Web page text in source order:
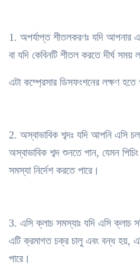
1. অপর্যাপ্ত শীতলকরণঃ যদি আপনার
বা যদি কেবিনটি শীতল করতে দীর্ঘ সময়
এটা কম্প্রেসার ডিসফংশনের লক্ষণ হতে
2. অস্বাভাবিক শব্দঃ যদি আপনি এসি
অস্বাভাবিক শব্দ শুনতে পান, যেমন পিচিং
সমস্যা নির্দেশ করতে পারে।
3. এসি ক্লাচ সমস্যাঃ যদি এসি ক্লাচ
এটি ক্রমাগত চক্র চালু এবং বন্ধ হয়,
পারে।